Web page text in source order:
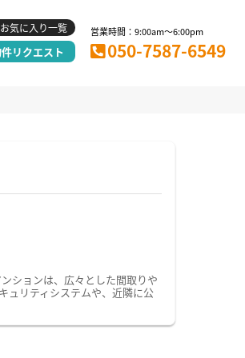
お気に入り一覧
リクエスト
営業時間：9:00am～6:00pm
050-7587-6549
ションは、広々とした間取りや
ュリティシステムや、近隣に公